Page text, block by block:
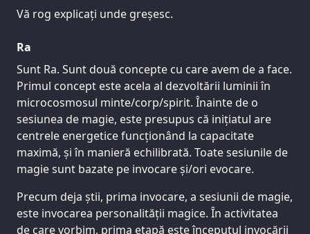
Vă rog explicați unde greșesc.
Ra
Sunt Ra. Sunt două concepte cu care avem de a face.
Primul concept este acela al dezvoltării luminii în
microcosmosul minte/corp/spirit. Înainte de o
sesiunea de magie, este presupus că inițiatul are
centrele energetice funcționând la capacitate
maximă, și în manieră echilibrată. Toate sesiunile de
magie sunt bazate pe invocare și/ori evocare.
Precum deja știi, prima invocare, a sesiunii de magie,
este invocarea personalității magice. În activitatea
de care vorbim, prima etapă este începutul invocării